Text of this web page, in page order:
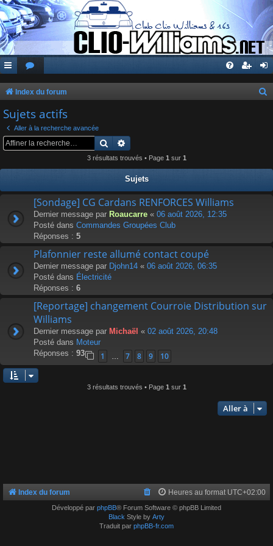
Index du forum
r
Sujets actifs
Aller à la recherche avancée
Rechercher
3 résultats trouvés • Page 1 sur 1
Sujets
[Sondage] CG Cardans RENFORCES Williams
Dernier message par Roaucarre « 06 août 2026, 12:35
Posté dans Commandes Groupées Club
Réponses : 5
Plafonnier reste allumé contact coupé
Dernier message par Djohn14 « 06 août 2026, 06:35
Posté dans Électricité
Réponses : 6
[Reportage] changement Courroie Distribution sur
Williams
Dernier message par Michaël « 02 août 2026, 20:48
Posté dans Moteur
Réponses : 93 1 … 7 8 9 10
3 résultats trouvés • Page 1 sur 1
Aller à
Index du forum Heures au format UTC+02:00
Développé par phpBB® Forum Software © phpBB Limited
Black Style by Arty
Traduit par phpBB-fr.com